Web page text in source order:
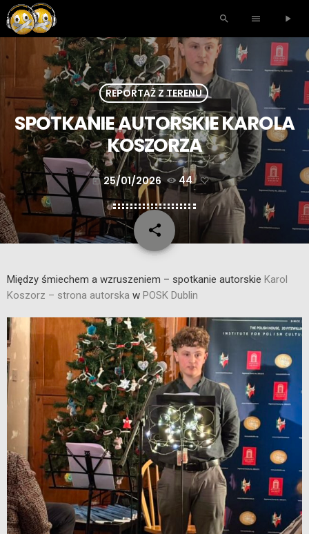
search menu play_arrow
REPORTAŻ Z TERENU
SPOTKANIE AUTORSKIE KAROLA
KOSZORZA
today 25/01/2026 44
share
email
Między śmiechem a wzruszeniem – spotkanie autorskie Karol
Koszorz – strona autorska w POSK Dublin